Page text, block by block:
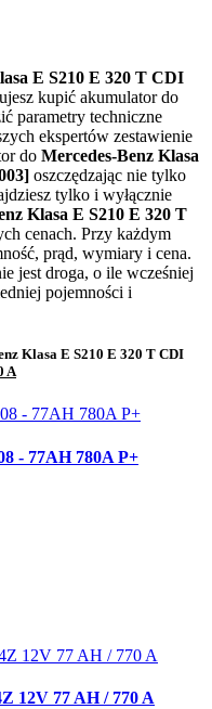
E S210 E 320 T CDI
kupić akumulator do
parametry techniczne
ekspertów zestawienie
do Mercedes-Benz Klasa
oszczędzając nie tylko
tylko i wyłącznie
Klasa E S210 E 320 T
cenach. Przy każdym
prąd, wymiary i cena.
jest droga, o ile wcześniej
pojemności i
Klasa E S210 E 320 T CDI
A
- 77AH 780A P+
12V 77 AH / 770 A